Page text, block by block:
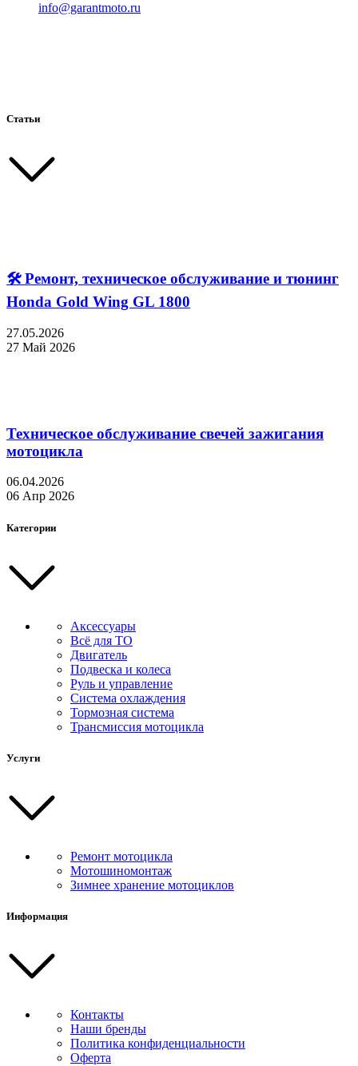
info@garantmoto.ru
Статьи
🛠 Ремонт, техническое обслуживание и тюнинг
Honda Gold Wing GL 1800
27.05.2026
27 Май 2026
Техническое обслуживание свечей зажигания
мотоцикла
06.04.2026
06 Апр 2026
Категории
Аксессуары
Всё для ТО
Двигатель
Подвеска и колеса
Руль и управление
Система охлаждения
Тормозная система
Трансмиссия мотоцикла
Услуги
Ремонт мотоцикла
Мотошиномонтаж
Зимнее хранение мотоциклов
Информация
Контакты
Наши бренды
Политика конфиденциальности
Оферта